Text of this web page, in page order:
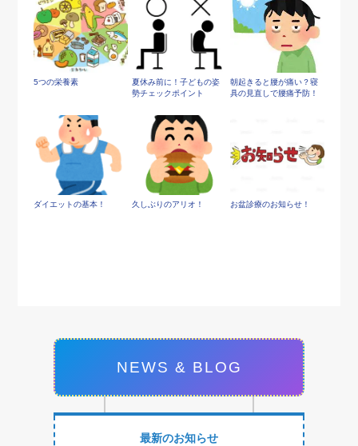
5つの栄養素
夏休み前に！子どもの姿
勢チェックポイント
朝起きると腰が痛い？寝
具の見直しで腰痛予防！
ダイエットの基本！ 久しぶりのアリオ！ お盆診療のお知らせ！
NEWS & BLOG
最新のお知らせ